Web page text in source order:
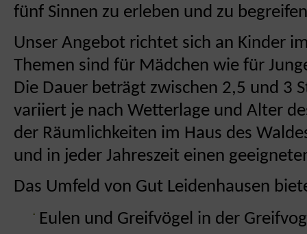
fünf Sinnen zu erleben und zu
Unser Angebot richtet sich an Kinder
Themen sind für Mädchen wie für
Die Dauer beträgt zwischen 2,5 und 3
variiert je nach Wetterlage und Alter
der Räumlichkeiten im Haus des
und in jeder Jahreszeit einen
Das Umfeld von Gut Leidenhausen
Eulen und Greifvögel in der